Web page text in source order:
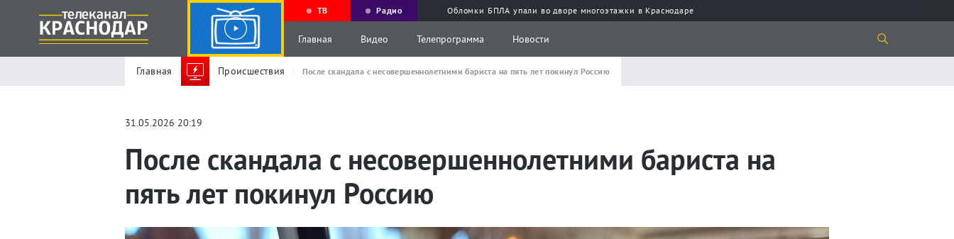
ТВ Радио Обломки БПЛА упали во дворе многоэтажки в Краснодаре
Главная Видео Телепрограмма Новости
Главная Происшествия После скандала с несовершеннолетними бариста на пять лет покинул Россию
31.05.2026 20:19
После скандала с несовершеннолетними бариста на
пять лет покинул Россию